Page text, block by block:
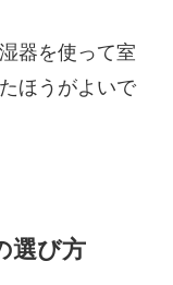
器を使って室
ほうがよいで
選び方